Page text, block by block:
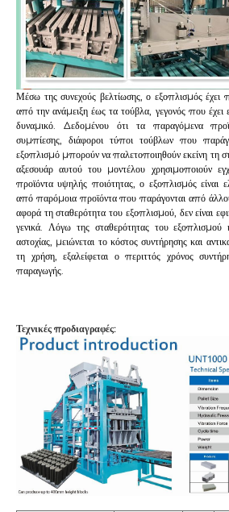
Μέσω της συνεχούς βελτίωσης, ο εξοπλισμός έχει
από την ανάμειξη έως τα τούβλα, γεγονός που έχει
δυναμικό. Δεδομένου ότι τα παραγόμενα
συμπίεσης, διάφοροι τύποι τούβλων που
εξοπλισμό μπορούν να παλετοποιηθούν εκείνη τη
αξεσουάρ αυτού του μοντέλου χρησιμοποιούν
προϊόντα υψηλής ποιότητας, ο εξοπλισμός είναι
από παρόμοια προϊόντα που παράγονται από
αφορά τη σταθερότητα του εξοπλισμού, δεν είναι
γενικά. Λόγω της σταθερότητας του
αστοχίας, μειώνεται το κόστος συντήρησης και
τη χρήση, εξαλείφεται ο περιττός χρόνος
παραγωγής.
Τεχνικές προδιαγραφές: